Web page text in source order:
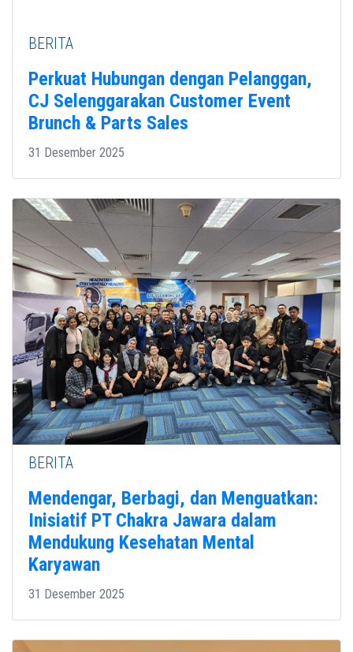
BERITA
Perkuat Hubungan dengan Pelanggan,
CJ Selenggarakan Customer Event
Brunch & Parts Sales
31 Desember 2025
BERITA
Mendengar, Berbagi, dan Menguatkan:
Inisiatif PT Chakra Jawara dalam
Mendukung Kesehatan Mental
Karyawan
31 Desember 2025